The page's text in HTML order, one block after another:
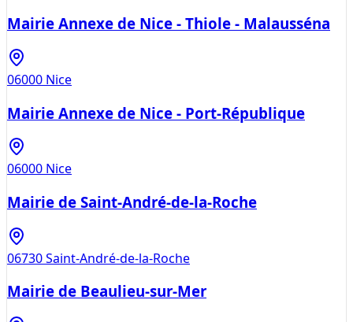
Mairie Annexe de Nice - Thiole - Malausséna
06000 Nice
Mairie Annexe de Nice - Port-République
06000 Nice
Mairie de Saint-André-de-la-Roche
06730Saint-André-de-la-Roche
Mairie de Beaulieu-sur-Mer